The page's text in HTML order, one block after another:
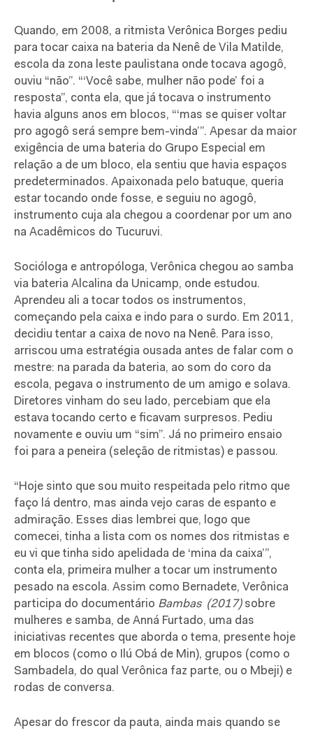
Quando, em 2008, a ritmista Verônica Borges pediu
para tocar caixa na bateria da Nenê de Vila Matilde,
escola da zona leste paulistana onde tocava agogô,
ouviu “não”. “‘Você sabe, mulher não pode’ foi a
resposta”, conta ela, que já tocava o instrumento
havia alguns anos em blocos, “‘mas se quiser voltar
pro agogô será sempre bem-vinda’”. Apesar da maior
exigência de uma bateria do Grupo Especial em
relação a de um bloco, ela sentiu que havia espaços
predeterminados. Apaixonada pelo batuque, queria
estar tocando onde fosse, e seguiu no agogô,
instrumento cuja ala chegou a coordenar por um ano
na Acadêmicos do Tucuruvi.
Socióloga e antropóloga, Verônica chegou ao samba
via bateria Alcalina da Unicamp, onde estudou.
Aprendeu ali a tocar todos os instrumentos,
começando pela caixa e indo para o surdo. Em 2011,
decidiu tentar a caixa de novo na Nenê. Para isso,
arriscou uma estratégia ousada antes de falar com o
mestre: na parada da bateria, ao som do coro da
escola, pegava o instrumento de um amigo e solava.
Diretores vinham do seu lado, percebiam que ela
estava tocando certo e ficavam surpresos. Pediu
novamente e ouviu um “sim”. Já no primeiro ensaio
foi para a peneira (seleção de ritmistas) e passou.
“Hoje sinto que sou muito respeitada pelo ritmo que
faço lá dentro, mas ainda vejo caras de espanto e
admiração. Esses dias lembrei que, logo que
comecei, tinha a lista com os nomes dos ritmistas e
eu vi que tinha sido apelidada de ‘mina da caixa’”,
conta ela, primeira mulher a tocar um instrumento
pesado na escola. Assim como Bernadete, Verônica
participa do documentário Bambas (2017) sobre
mulheres e samba, de Anná Furtado, uma das
iniciativas recentes que aborda o tema, presente hoje
em blocos (como o Ilú Obá de Min), grupos (como o
Sambadela, do qual Verônica faz parte, ou o Mbeji) e
rodas de conversa.
Apesar do frescor da pauta, ainda mais quando se